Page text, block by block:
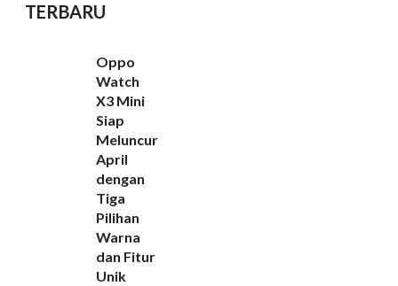
TERBARU
Oppo
Watch
X3 Mini
Siap
Meluncur
April
dengan
Tiga
Pilihan
Warna
dan Fitur
Unik